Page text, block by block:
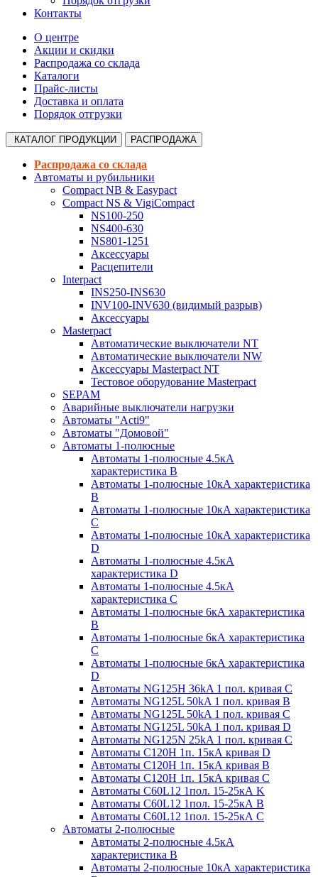
Контакты
О центре
Акции и скидки
Распродажа со склада
Каталоги
Прайс-листы
Доставка и оплата
Порядок отгрузки
КАТАЛОГ ПРОДУКЦИИ РАСПРОДАЖА
Распродажа со склада
Автоматы и рубильники
Compact NB & Easypact
Compact NS & VigiCompact
NS100-250
NS400-630
NS801-1251
Аксессуары
Расцепители
Interpact
INS250-INS630
INV100-INV630 (видимый разрыв)
Аксессуары
Masterpact
Автоматические выключатели NT
Автоматические выключатели NW
Аксессуары Masterpact NT
Тестовое оборудование Masterpact
SEPAM
Аварийные выключатели нагрузки
Автоматы "Acti9"
Автоматы "Домовой"
Автоматы 1-полюсные
Автоматы 1-полюсные 4.5кА
характеристика В
Автоматы 1-полюсные 10кА характеристика
B
Автоматы 1-полюсные 10кА характеристика
C
Автоматы 1-полюсные 10кА характеристика
D
Автоматы 1-полюсные 4.5кА
характеристика D
Автоматы 1-полюсные 4.5кА
характеристика С
Автоматы 1-полюсные 6кА характеристика
B
Автоматы 1-полюсные 6кА характеристика
C
Автоматы 1-полюсные 6кА характеристика
D
Автоматы NG125H 36kA 1 пол. кривая C
Автоматы NG125L 50kA 1 пол. кривая B
Автоматы NG125L 50kA 1 пол. кривая C
Автоматы NG125L 50kA 1 пол. кривая D
Автоматы NG125N 25kA 1 пол. кривая C
Автоматы С120H 1п. 15кА кривая D
Автоматы С120H 1п. 15кА кривая В
Автоматы С120H 1п. 15кА кривая С
Автоматы С60L12 1пол. 15-25кА K
Автоматы С60L12 1пол. 15-25кА В
Автоматы С60L12 1пол. 15-25кА С
Автоматы 2-полюсные
Автоматы 2-полюсные 4.5кА
характеристика В
Автоматы 2-полюсные 10кА характеристика